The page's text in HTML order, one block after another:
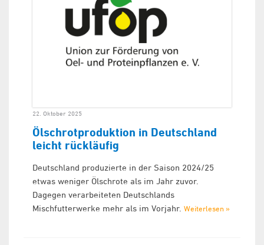
22. Oktober 2025
Ölschrotproduktion in Deutschland
leicht rückläufig
Deutschland produzierte in der Saison 2024/25
etwas weniger Ölschrote als im Jahr zuvor.
Dagegen verarbeiteten Deutschlands
Mischfutterwerke mehr als im Vorjahr. Weiterlesen »